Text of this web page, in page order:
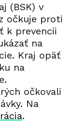
(BSK) v
očkuje proti
k prevencii
na
Kraj opäť
na
očkovali
Na
.